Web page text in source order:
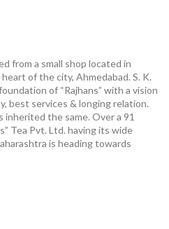
from a small shop located in
of the city, Ahmedabad. S. K.
of “Rajhans” with a vision
best services & longing relation.
the same. Over a 91
Tea Pvt. Ltd. having its wide
is heading towards